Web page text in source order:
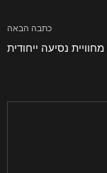
כתבה הבאה
נסיעה ייחודית